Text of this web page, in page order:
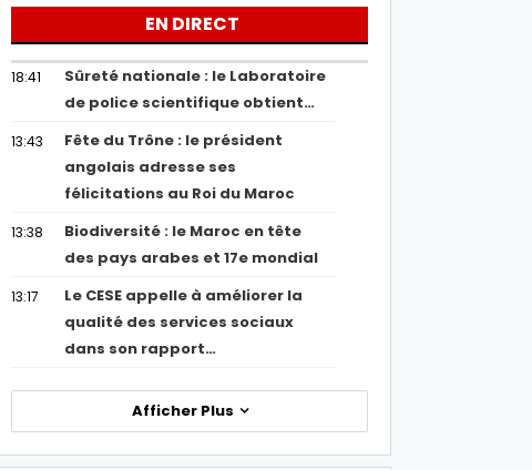
EN DIRECT
18:41
Sûreté nationale : le Laboratoire
de police scientifique obtient…
13:43
Fête du Trône : le président
angolais adresse ses
félicitations au Roi du Maroc
13:38
Biodiversité : le Maroc en tête
des pays arabes et 17e mondial
13:17
Le CESE appelle à améliorer la
qualité des services sociaux
dans son rapport…
Afficher Plus